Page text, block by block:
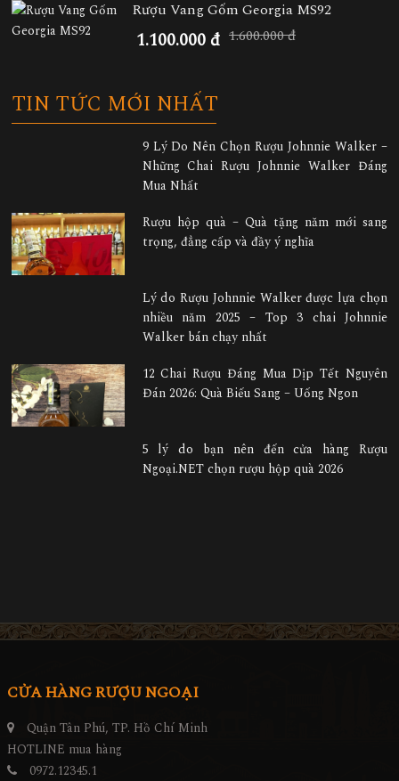
Rượu Vang Gốm Georgia MS92
1.100.000 đ 1.600.000 đ
TIN TỨC MỚI NHẤT
9 Lý Do Nên Chọn Rượu Johnnie Walker –
Những Chai Rượu Johnnie Walker Đáng
Mua Nhất
Rượu hộp quà – Quà tặng năm mới sang
trọng, đẳng cấp và đầy ý nghĩa
Lý do Rượu Johnnie Walker được lựa chọn
nhiều năm 2025 – Top 3 chai Johnnie
Walker bán chạy nhất
12 Chai Rượu Đáng Mua Dịp Tết Nguyên
Đán 2026: Quà Biếu Sang – Uống Ngon
5 lý do bạn nên đến cửa hàng Rượu
Ngoại.NET chọn rượu hộp quà 2026
CỬA HÀNG RƯỢU NGOẠI
Quận Tân Phú, TP. Hồ Chí Minh
HOTLINE mua hàng
0972.12345.1